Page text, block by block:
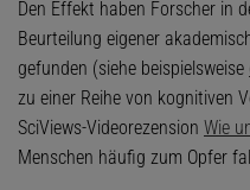
Den Effekt haben Forscher in
Beurteilung eigener
gefunden (siehe beispielsweise
zu einer Reihe von kognitiven
SciViews-Videorezension Wie
Menschen häufig zum Opfer